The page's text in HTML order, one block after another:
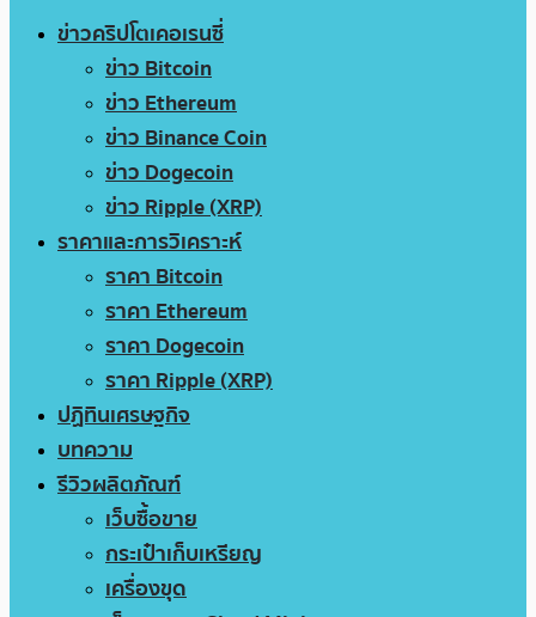
ข่าวคริปโตเคอเรนซี่
ข่าว Bitcoin
ข่าว Ethereum
ข่าว Binance Coin
ข่าว Dogecoin
ข่าว Ripple (XRP)
ราคาและการวิเคราะห์
ราคา Bitcoin
ราคา Ethereum
ราคา Dogecoin
ราคา Ripple (XRP)
ปฏิทินเศรษฐกิจ
บทความ
รีวิวผลิตภัณฑ์
เว็บซื้อขาย
กระเป๋าเก็บเหรียญ
เครื่องขุด